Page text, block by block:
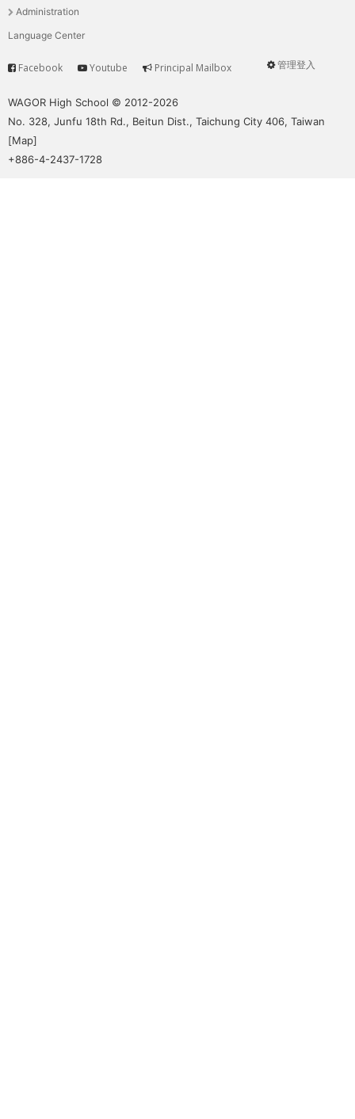
單Administration
Language Center
User
管理登入
Service
Facebook Youtube Principal Mailbox
WAGOR High School © 2012-2026
No. 328, Junfu 18th Rd., Beitun Dist., Taichung City 406, Taiwan
[Map]
+886-4-2437-1728